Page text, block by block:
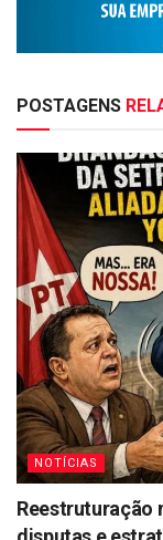
POSTAGENS
NOTÍCIAS
Reestruturação